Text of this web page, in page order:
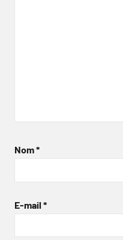
Nom*
E-mail *